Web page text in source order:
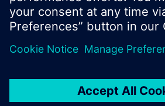
© Siemens Switzerland Ltd. 2017